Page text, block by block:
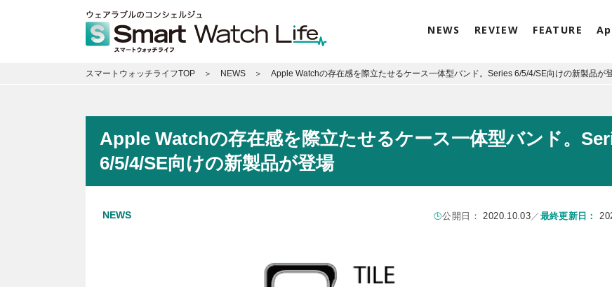
NEWS REVIEW FEATURE
スマートウォッチライフTOP NEWS Apple Watchの存在感を際立たせるケース一体型バンド。Series 6/5/4/SE向けの新製品が
Apple Watchの存在感を際立たせるケース一体型バンド。
6/5/4/SE向けの新製品が登場
NEWS 公開日：2020.10.03／ 最終更新日：